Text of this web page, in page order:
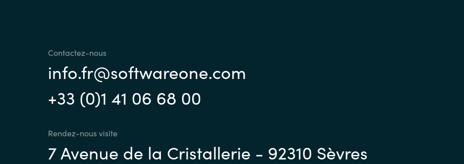
Contactez-nous
info.fr@softwareone.com
+33 (0)1 41 06 68 00
Rendez-nous visite
7 Avenue de la Cristallerie - 92310 Sèvres